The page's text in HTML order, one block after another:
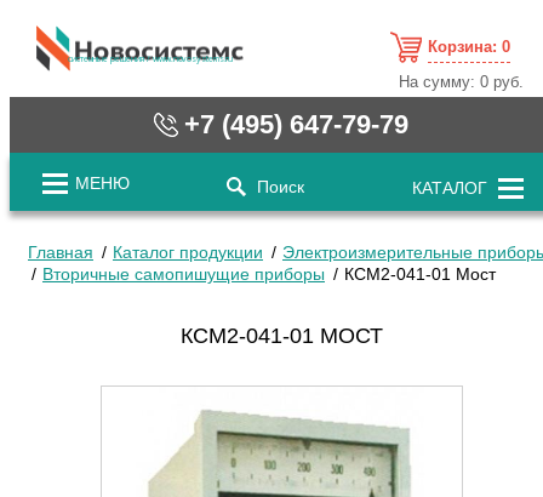
cистемные решения / www.novosystems.ru
Корзина: 0
На сумму:0 руб.
+7 (495) 647-79-79
МЕНЮ Поиск КАТАЛОГ
Главная Каталог продукции
Электроизмерительные
Вторичные самопишущие приборы
КСМ2-041-01 Мост
КСМ2-041-01 МОСТ